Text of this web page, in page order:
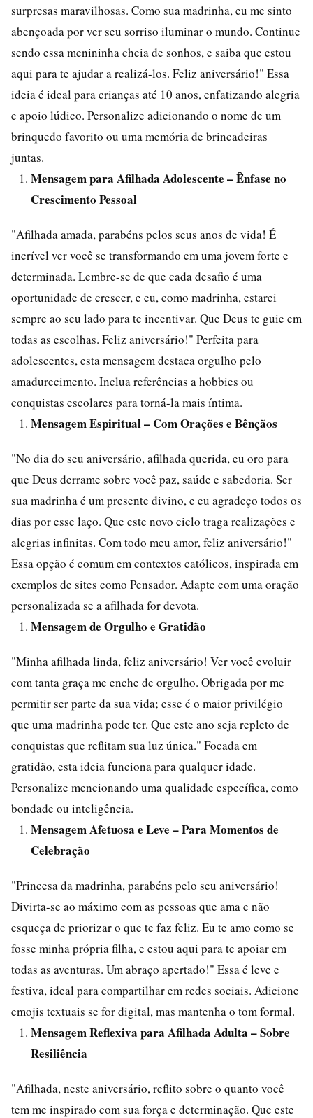
surpresas maravilhosas. Como sua madrinha, eu me sinto
abençoada por ver seu sorriso iluminar o mundo. Continue
sendo essa menininha cheia de sonhos, e saiba que estou
aqui para te ajudar a realizá-los. Feliz aniversário!" Essa
ideia é ideal para crianças até 10 anos, enfatizando alegria
e apoio lúdico. Personalize adicionando o nome de um
brinquedo favorito ou uma memória de brincadeiras
juntas.
Mensagem para Afilhada Adolescente – Ênfase no
Crescimento Pessoal
"Afilhada amada, parabéns pelos seus anos de vida! É
incrível ver você se transformando em uma jovem forte e
determinada. Lembre-se de que cada desafio é uma
oportunidade de crescer, e eu, como madrinha, estarei
sempre ao seu lado para te incentivar. Que Deus te guie em
todas as escolhas. Feliz aniversário!" Perfeita para
adolescentes, esta mensagem destaca orgulho pelo
amadurecimento. Inclua referências a hobbies ou
conquistas escolares para torná-la mais íntima.
Mensagem Espiritual – Com Orações e Bênçãos
"No dia do seu aniversário, afilhada querida, eu oro para
que Deus derrame sobre você paz, saúde e sabedoria. Ser
sua madrinha é um presente divino, e eu agradeço todos os
dias por esse laço. Que este novo ciclo traga realizações e
alegrias infinitas. Com todo meu amor, feliz aniversário!"
Essa opção é comum em contextos católicos, inspirada em
exemplos de sites como Pensador. Adapte com uma oração
personalizada se a afilhada for devota.
Mensagem de Orgulho e Gratidão
"Minha afilhada linda, feliz aniversário! Ver você evoluir
com tanta graça me enche de orgulho. Obrigada por me
permitir ser parte da sua vida; esse é o maior privilégio
que uma madrinha pode ter. Que este ano seja repleto de
conquistas que reflitam sua luz única." Focada em
gratidão, esta ideia funciona para qualquer idade.
Personalize mencionando uma qualidade específica, como
bondade ou inteligência.
Mensagem Afetuosa e Leve – Para Momentos de
Celebração
"Princesa da madrinha, parabéns pelo seu aniversário!
Divirta-se ao máximo com as pessoas que ama e não
esqueça de priorizar o que te faz feliz. Eu te amo como se
fosse minha própria filha, e estou aqui para te apoiar em
todas as aventuras. Um abraço apertado!" Essa é leve e
festiva, ideal para compartilhar em redes sociais. Adicione
emojis textuais se for digital, mas mantenha o tom formal.
Mensagem Reflexiva para Afilhada Adulta – Sobre
Resiliência
"Afilhada, neste aniversário, reflito sobre o quanto você
tem me inspirado com sua força e determinação. Que este